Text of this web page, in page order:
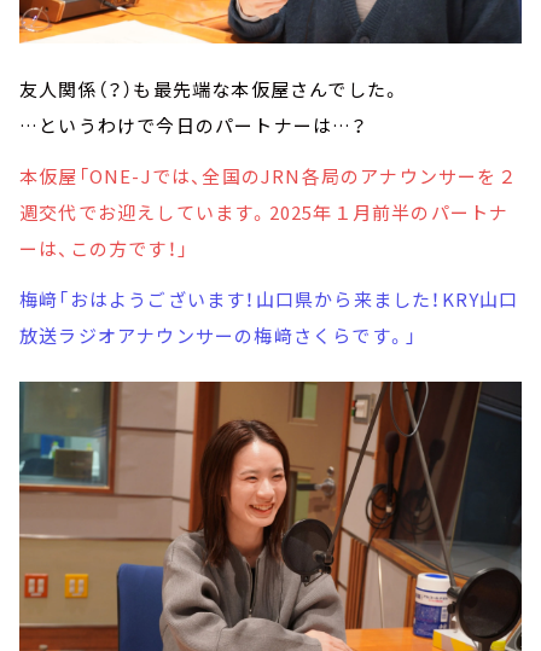
友人関係（？）も最先端な本仮屋さんでした。
…というわけで今日のパートナーは…？
本仮屋「ONE-Jでは、全国のJRN各局のアナウンサーを２
週交代でお迎えしています。2025年１月前半のパートナ
ーは、この方です！」
梅﨑「おはようございます！山口県から来ました！KRY山口
放送ラジオアナウンサーの梅﨑さくらです。」